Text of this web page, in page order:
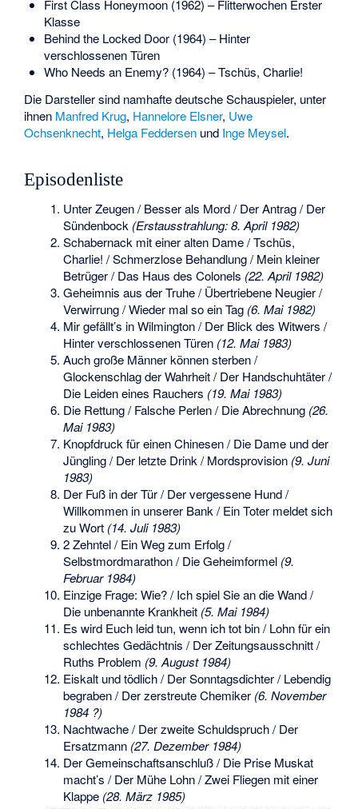
First Class Honeymoon (1962) – Flitterwochen Erster
Klasse
Behind the Locked Door (1964) – Hinter
verschlossenen Türen
Who Needs an Enemy? (1964) – Tschüs, Charlie!
Die Darsteller sind namhafte deutsche Schauspieler, unter
ihnen Manfred Krug, Hannelore Elsner, Uwe
Ochsenknecht, Helga Feddersen und Inge Meysel.
Episodenliste
Unter Zeugen / Besser als Mord / Der Antrag / Der
Sündenbock (Erstausstrahlung: 8. April 1982)
Schabernack mit einer alten Dame / Tschüs,
Charlie! / Schmerzlose Behandlung / Mein kleiner
Betrüger / Das Haus des Colonels (22. April 1982)
Geheimnis aus der Truhe / Übertriebene Neugier /
Verwirrung / Wieder mal so ein Tag (6. Mai 1982)
Mir gefällt’s in Wilmington / Der Blick des Witwers /
Hinter verschlossenen Türen (12. Mai 1983)
Auch große Männer können sterben /
Glockenschlag der Wahrheit / Der Handschuhtäter /
Die Leiden eines Rauchers (19. Mai 1983)
Die Rettung / Falsche Perlen / Die Abrechnung (26.
Mai 1983)
Knopfdruck für einen Chinesen / Die Dame und der
Jüngling / Der letzte Drink / Mordsprovision (9. Juni
1983)
Der Fuß in der Tür / Der vergessene Hund /
Willkommen in unserer Bank / Ein Toter meldet sich
zu Wort (14. Juli 1983)
2 Zehntel / Ein Weg zum Erfolg /
Selbstmordmarathon / Die Geheimformel (9.
Februar 1984)
Einzige Frage: Wie? / Ich spiel Sie an die Wand /
Die unbenannte Krankheit (5. Mai 1984)
Es wird Euch leid tun, wenn ich tot bin / Lohn für ein
schlechtes Gedächtnis / Der Zeitungsausschnitt /
Ruths Problem (9. August 1984)
Eiskalt und tödlich / Der Sonntagsdichter / Lebendig
begraben / Der zerstreute Chemiker (6. November
1984 ?)
Nachtwache / Der zweite Schuldspruch / Der
Ersatzmann (27. Dezember 1984)
Der Gemeinschaftsanschluß / Die Prise Muskat
macht’s / Der Mühe Lohn / Zwei Fliegen mit einer
Klappe (28. März 1985)